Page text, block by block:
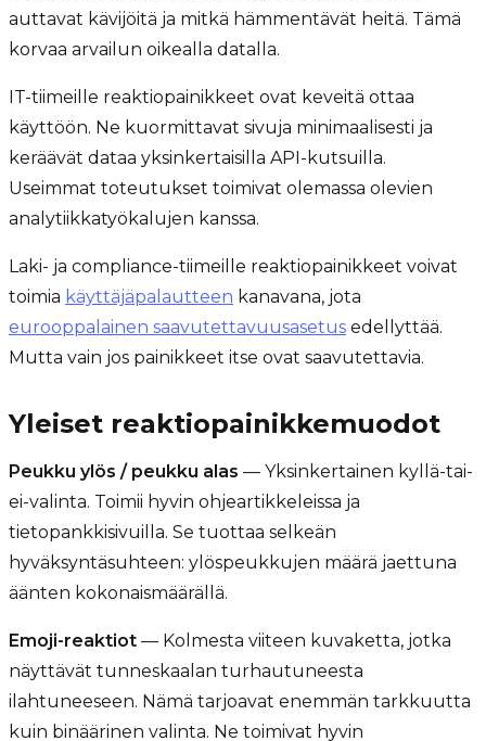
auttavat kävijöitä ja mitkä hämmentävät heitä. Tämä
korvaa arvailun oikealla datalla.
IT-tiimeille reaktiopainikkeet ovat keveitä ottaa
käyttöön. Ne kuormittavat sivuja minimaalisesti ja
keräävät dataa yksinkertaisilla API-kutsuilla.
Useimmat toteutukset toimivat olemassa olevien
analytiikkatyökalujen kanssa.
Laki- ja compliance-tiimeille reaktiopainikkeet voivat
toimia käyttäjäpalautteen kanavana, jota
eurooppalainen saavutettavuusasetus edellyttää.
Mutta vain jos painikkeet itse ovat saavutettavia.
Yleiset reaktiopainikkemuodot
Peukku ylös / peukku alas — Yksinkertainen kyllä-tai-
ei-valinta. Toimii hyvin ohjeartikkeleissa ja
tietopankkisivuilla. Se tuottaa selkeän
hyväksyntäsuhteen: ylöspeukkujen määrä jaettuna
äänten kokonaismäärällä.
Emoji-reaktiot — Kolmesta viiteen kuvaketta, jotka
näyttävät tunneskaalan turhautuneesta
ilahtuneeseen. Nämä tarjoavat enemmän tarkkuutta
kuin binäärinen valinta. Ne toimivat hyvin